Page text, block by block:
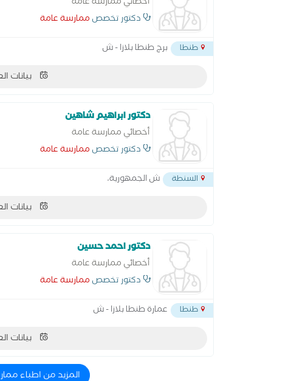
دكتور تخصص ممارسة عامة
طنطا برج طنطا بلازا - ش
بيانات
دكتور ابراهيم شاهين
أخصائي ممارسة عامة
دكتور تخصص ممارسة عامة
السنطة ش الجمهورية،
بيانات
دكتور احمد حسين
أخصائي ممارسة عامة
دكتور تخصص ممارسة عامة
طنطا عمارة طنطا بلازا - ش
بيانات
المزيد من اطباء